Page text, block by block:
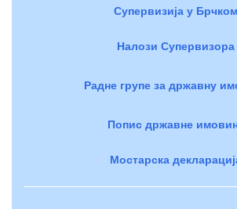
Супервизија у Брчком
Налози Супервизора
Радне групе за државну
Попис државне
Мостарска